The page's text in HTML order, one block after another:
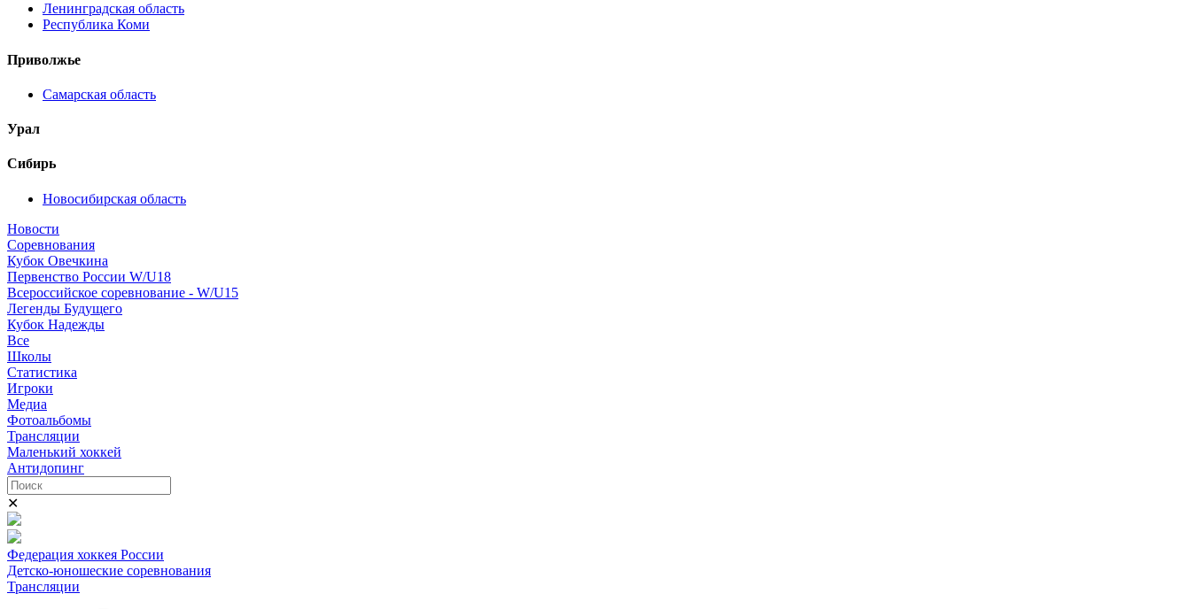
Ленинградская область
Республика Коми
Приволжье
Самарская область
Урал
Сибирь
Новосибирская область
Новости
Соревнования
Кубок Овечкина
Первенство России W/U18
Всероссийское соревнование - W/U15
Легенды Будущего
Кубок Надежды
Все
Школы
Статистика
Игроки
Медиа
Фотоальбомы
Трансляции
Маленький хоккей
Антидопинг
✕
Федерация хоккея России
Детско-юношеские соревнования
Трансляции